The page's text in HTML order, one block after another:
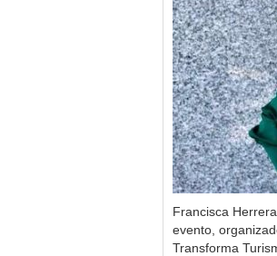
Francisca
evento,
Transforma